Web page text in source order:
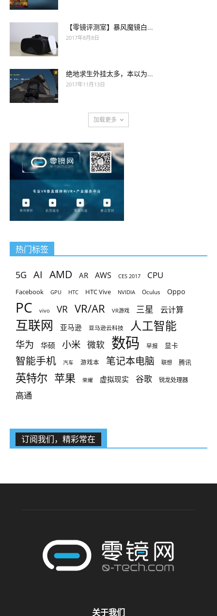
【零镜评测室】暴风魔镜白...
2017年8月8日
绝地求生外挂太多，本以为...
2017年11月13日
加载更多
热门标签
5G AI AMD AR AWS CES 2017 CPU
Facebook GPU HTC HTC Vive NVIDIA Oculus Oppo
PC vivo VR VR/AR VR游戏 三星 云计算
互联网 亚马逊 亚马逊云科技 人工智能
华为 华硕 小米 微软 数码 早报 显卡
智能手机 汽车 游戏本 笔记本电脑 联想 腾讯
英特尔 苹果 荣耀 虚拟现实 谷歌 锐龙处理器
高通
订阅我们，精彩常在
关于我们